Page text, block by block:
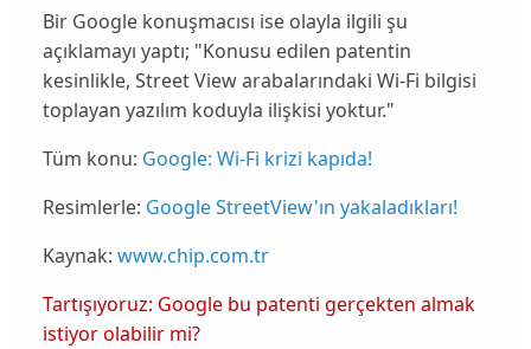
Bir Google konuşmacısı ise olayla ilgili şu
açıklamayı yaptı; "Konusu edilen patentin
kesinlikle, Street View arabalarındaki Wi-Fi bilgisi
toplayan yazılım koduyla ilişkisi yoktur."
Tüm konu: Google: Wi-Fi krizi kapıda!
Resimlerle: Google StreetView'ın yakaladıkları!
Kaynak: www.chip.com.tr
Tartışıyoruz: Google bu patenti gerçekten almak
istiyor olabilir mi?